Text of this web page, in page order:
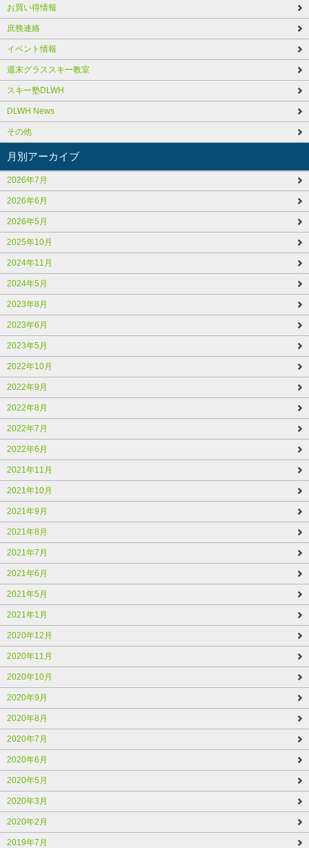
お買い得情報
庶務連絡
イベント情報
週末グラススキー教室
スキー塾DLWH
DLWH News
その他
月別アーカイブ
2026年7月
2026年6月
2026年5月
2025年10月
2024年11月
2024年5月
2023年8月
2023年6月
2023年5月
2022年10月
2022年9月
2022年8月
2022年7月
2022年6月
2021年11月
2021年10月
2021年9月
2021年8月
2021年7月
2021年6月
2021年5月
2021年1月
2020年12月
2020年11月
2020年10月
2020年9月
2020年8月
2020年7月
2020年6月
2020年5月
2020年3月
2020年2月
2019年7月